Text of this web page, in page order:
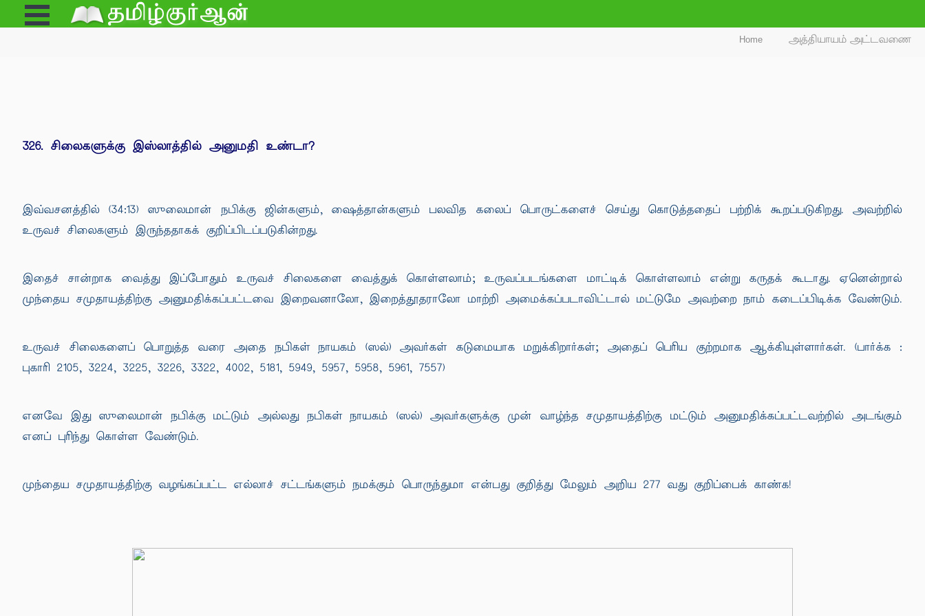
Open
Menu
Home அத்தியாயம் அட்டவணை
326. சிலைகளுக்கு இஸ்லாத்தில் அனுமதி உண்டா?
இவ்வசனத்தில் (34:13) ஸுலைமான் நபிக்கு ஜின்களும், ஷைத்தான்களும் பலவித கலைப் பொருட்களைச் செய்து கொடுத்ததைப் பற்றிக் கூறப்படுகிறது. அவற்றில்
உருவச் சிலைகளும் இருந்ததாகக் குறிப்பிடப்படுகின்றது.
இதைச் சான்றாக வைத்து இப்போதும் உருவச் சிலைகளை வைத்துக் கொள்ளலாம்; உருவப்படங்களை மாட்டிக் கொள்ளலாம் என்று கருதக் கூடாது. ஏனென்றால்
முந்தைய சமுதாயத்திற்கு அனுமதிக்கப்பட்டவை இறைவனாலோ, இறைத்தூதராலோ மாற்றி அமைக்கப்படாவிட்டால் மட்டுமே அவற்றை நாம் கடைப்பிடிக்க வேண்டும்.
உருவச் சிலைகளைப் பொறுத்த வரை அதை நபிகள் நாயகம் (ஸல்) அவர்கள் கடுமையாக மறுக்கிறார்கள்; அதைப் பெரிய குற்றமாக ஆக்கியுள்ளார்கள். (பார்க்க :
புகாரி 2105, 3224, 3225, 3226, 3322, 4002, 5181, 5949, 5957, 5958, 5961, 7557)
எனவே இது ஸுலைமான் நபிக்கு மட்டும் அல்லது நபிகள் நாயகம் (ஸல்) அவர்களுக்கு முன் வாழ்ந்த சமுதாயத்திற்கு மட்டும் அனுமதிக்கப்பட்டவற்றில் அடங்கும்
எனப் புரிந்து கொள்ள வேண்டும்.
முந்தைய சமுதாயத்திற்கு வழங்கப்பட்ட எல்லாச் சட்டங்களும் நமக்கும் பொருந்துமா என்பது குறித்து மேலும் அறிய 277 வது குறிப்பைக் காண்க!